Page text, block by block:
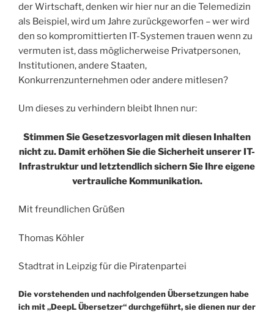
der Wirtschaft, denken wir hier nur an die Telemedizin
als Beispiel, wird um Jahre zurückgeworfen – wer wird
den so kompromittierten IT-Systemen trauen wenn zu
vermuten ist, dass möglicherweise Privatpersonen,
Institutionen, andere Staaten,
Konkurrenzunternehmen oder andere mitlesen?
Um dieses zu verhindern bleibt Ihnen nur:
Stimmen Sie Gesetzesvorlagen mit diesen Inhalten
nicht zu. Damit erhöhen Sie die Sicherheit unserer IT-
Infrastruktur und letztendlich sichern Sie Ihre eigene
vertrauliche Kommunikation.
Mit freundlichen Grüßen
Thomas Köhler
Stadtrat in Leipzig für die Piratenpartei
Die vorstehenden und nachfolgenden Übersetzungen habe
ich mit „DeepL Übersetzer“ durchgeführt, sie dienen nur der